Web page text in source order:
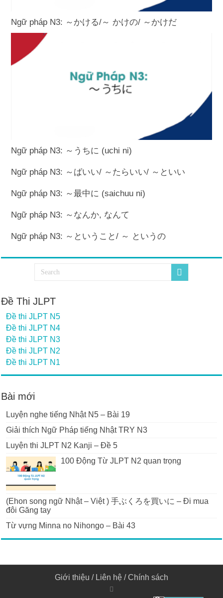
Ngữ pháp N3: ～かける/～ かけの/ ～かけだ
Ngữ pháp N3: ～うちに (uchi ni)
Ngữ pháp N3: ～ばいい/ ～たらいい/ ～といい
Ngữ pháp N3: ～最中に (saichuu ni)
Ngữ pháp N3: ～なんか, なんて
Ngữ pháp N3: ～ということ/ ～ というの
Đề Thi JLPT
Đề thi JLPT N5
Đề thi JLPT N4
Đề thi JLPT N3
Đề thi JLPT N2
Đề thi JLPT N1
Bài mới
Luyện nghe tiếng Nhật N5 – Bài 19
Giải thích Ngữ Pháp tiếng Nhật TRY N3
Luyện thi JLPT N2 Kanji – Đề 5
100 Động Từ JLPT N2 quan trọng
(Ehon song ngữ Nhật – Việt ) 手ぶくろを買いに – Đi mua
đôi Găng tay
Từ vựng Minna no Nihongo – Bài 43
Giới thiệu / Liên hệ /Chính sách